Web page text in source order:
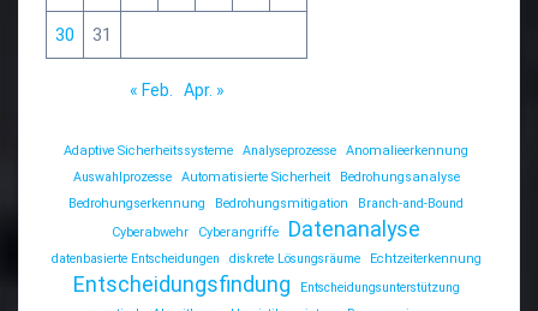
30 31
« Feb. Apr. »
Adaptive Sicherheitssysteme Analyseprozesse
Anomalieerkennung
Auswahlprozesse
Automatisierte Sicherheit
Bedrohungsanalyse
Bedrohungserkennung
Bedrohungsmitigation
Branch-and-Bound
Cyberabwehr
Cyberangriffe Datenanalyse
datenbasierte Entscheidungen diskrete Lösungsräume Echtzeiterkennung
Entscheidungsfindung
Entscheidungsunterstützung